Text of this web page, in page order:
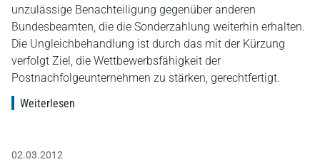
unzulässige Benachteiligung gegenüber anderen
Bundesbeamten, die die Sonderzahlung weiterhin erhalten.
Die Ungleichbehandlung ist durch das mit der Kürzung
verfolgt Ziel, die Wettbewerbsfähigkeit der
Postnachfolgeunternehmen zu stärken, gerechtfertigt.
Weiterlesen
02.03.2012